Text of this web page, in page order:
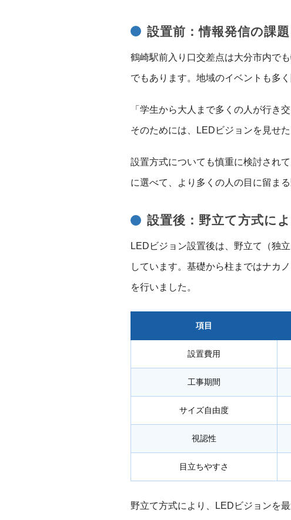
設置前：情報発信の課
鶴崎駅前入り口交差点は大分市内で
でもあります。地域のイベントも多
「学生から大人まで多くの人が行き
そのためには、LEDビジョンを見せ
設置方式についても慎重に検討され
に選べて、より多くの人の目に留ま
設置後：野立て方式に
LEDビジョン設置後は、野立て（独
しています。基礎から柱まではナカ
を行いました。
項目
設置費用
工事期間
サイズ自由度
視認性
目立ちやすさ
野立て方式により、LEDビジョンを